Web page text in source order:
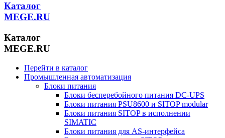
Каталог
MEGE.RU
Каталог
MEGE.RU
Перейти в каталог
Промышленная автоматизация
Блоки питания
Блоки бесперебойного питания DC-UPS
Блоки питания PSU8600 и SITOP modular
Блоки питания SITOP в исполнении
SIMATIC
Блоки питания для AS-интерфейса